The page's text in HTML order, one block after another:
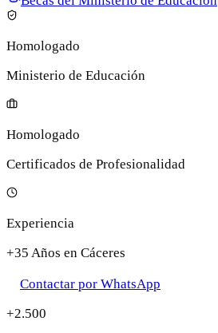
Homologado
Ministerio de Educación
Homologado
Certificados de Profesionalidad
Experiencia
+35 Años en Cáceres
Contactar por WhatsApp
+2.500